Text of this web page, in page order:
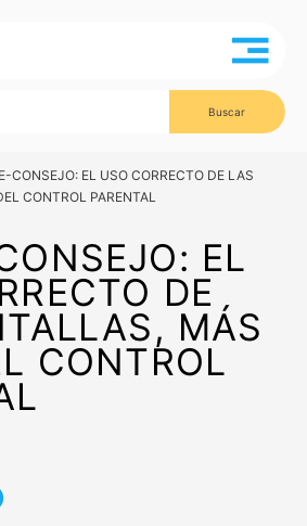
CONSEJO: EL USO CORRECTO DE LAS
CONTROL PARENTAL
EL
DE
MÁS
CONTROL